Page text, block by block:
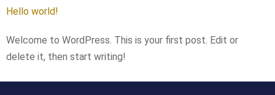
Hello world!
Welcome to WordPress. This is your first post. Edit or
delete it, then start writing!